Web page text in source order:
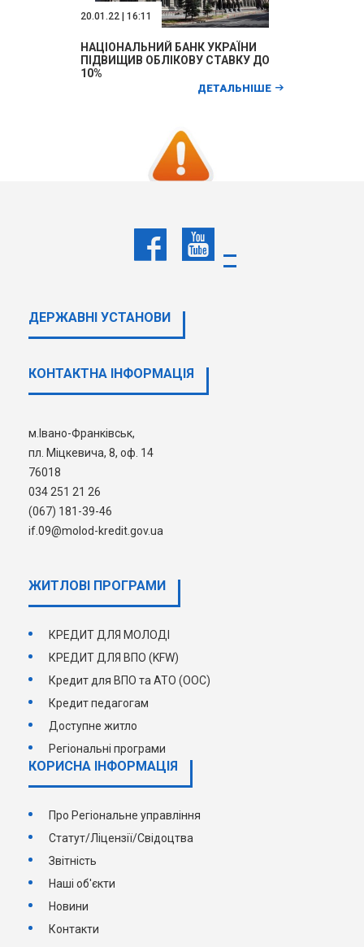
20.01.22 | 16:11
НАЦІОНАЛЬНИЙ БАНК УКРАЇНИ
ПІДВИЩИВ ОБЛІКОВУ СТАВКУ ДО
10%
ДЕТАЛЬНІШЕ
17.01.22 | 10:05
ЗАПРОШУЄМО КАНДИДАТІВ НА
ОТРИМАННЯ КРЕДИТУ ЗІ
1 2 3 4
ДЕРЖАВНI УСТАНОВИ
КОНТАКТНА ІНФОРМАЦІЯ
м.Івано-Франківськ,
пл. Міцкевича, 8, оф. 14
76018
034 251 21 26
(067) 181-39-46
if.09@molod-kredit.gov.ua
ЖИТЛОВІ ПРОГРАМИ
КРЕДИТ ДЛЯ МОЛОДІ
КРЕДИТ ДЛЯ ВПО (KFW)
Кредит для ВПО та АТО (ООС)
Кредит педагогам
Доступне житло
Регіональні програми
КОРИСНА ІНФОРМАЦІЯ
Про Регіональне управління
Статут/Ліцензії/Свідоцтва
Звітність
Наші об'єкти
Новини
Контакти